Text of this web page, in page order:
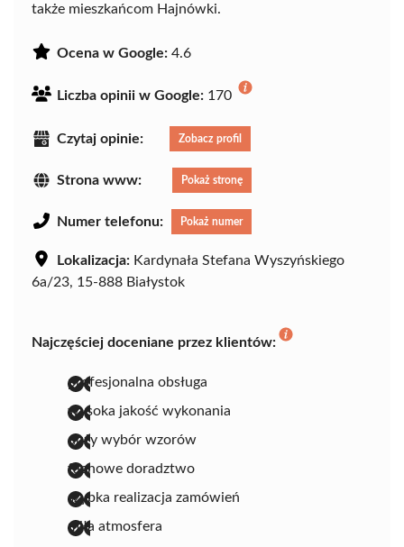
także mieszkańcom Hajnówki.
Ocena w Google: 4.6
Liczba opinii w Google: 170
Czytaj opinie: Zobacz profil
Strona www: Pokaż stronę
Numer telefonu: Pokaż numer
Lokalizacja: Kardynała Stefana Wyszyńskiego
6a/23, 15-888 Białystok
Najczęściej doceniane przez klientów:
profesjonalna obsługa
wysoka jakość wykonania
duży wybór wzorów
fachowe doradztwo
szybka realizacja zamówień
miła atmosfera